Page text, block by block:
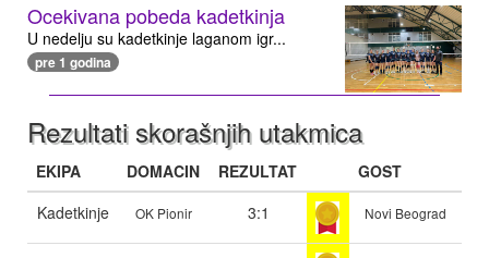
Ocekivana pobeda kadetkinja
U nedelju su kadetkinje laganom igr...
pre 1 godina
Rezultati skorašnjih utakmica
EKIPA DOMACIN REZULTAT
GOST
Kadetkinje
OK Pionir 3:1 Novi Beograd